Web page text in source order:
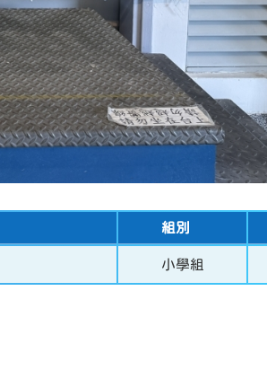
組別
小學組